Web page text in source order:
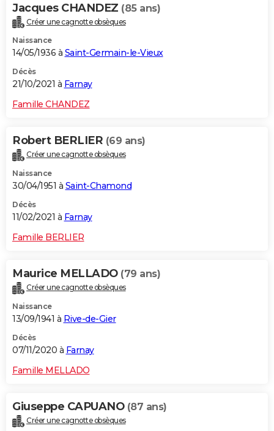
Jacques CHANDEZ (85 ans)
Créer une cagnotte obsèques
Naissance
14/05/1936 à Saint-Germain-le-Vieux
Décès
21/10/2021 à Farnay
Famille CHANDEZ
Robert BERLIER (69 ans)
Créer une cagnotte obsèques
Naissance
30/04/1951 à Saint-Chamond
Décès
11/02/2021 à Farnay
Famille BERLIER
Maurice MELLADO (79 ans)
Créer une cagnotte obsèques
Naissance
13/09/1941 à Rive-de-Gier
Décès
07/11/2020 à Farnay
Famille MELLADO
Giuseppe CAPUANO (87 ans)
Créer une cagnotte obsèques